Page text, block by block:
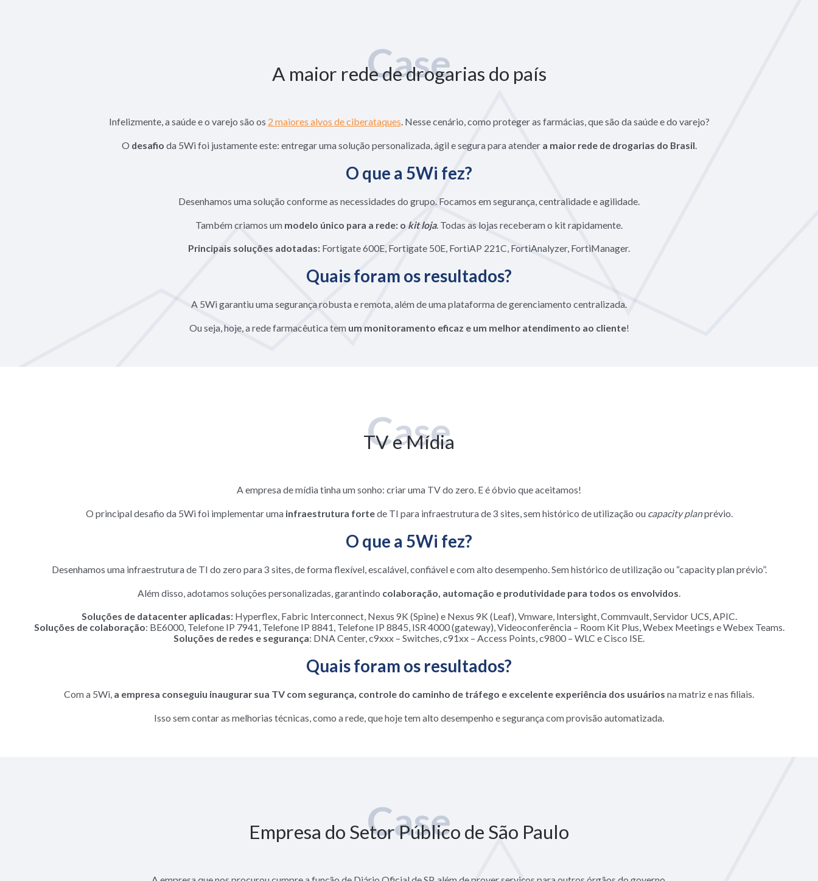
Case
A maior rede de drogarias do país
Infelizmente, a saúde e o varejo são os 2 maiores alvos de ciberataques. Nesse cenário, como proteger as farmácias, que são da saúde e do varejo?
O desafio da 5Wi foi justamente este: entregar uma solução personalizada, ágil e segura para atender a maior rede de drogarias do Brasil.
O que a 5Wi fez?
Desenhamos uma solução conforme as necessidades do grupo. Focamos em segurança, centralidade e agilidade.
Também criamos um modelo único para a rede: o kit loja. Todas as lojas receberam o kit rapidamente.
Principais soluções adotadas: Fortigate 600E, Fortigate 50E, FortiAP 221C, FortiAnalyzer, FortiManager.
Quais foram os resultados?
A 5Wi garantiu uma segurança robusta e remota, além de uma plataforma de gerenciamento centralizada.
Ou seja, hoje, a rede farmacêutica tem um monitoramento eficaz e um melhor atendimento ao cliente!
Case
TV e Mídia
A empresa de mídia tinha um sonho: criar uma TV do zero. E é óbvio que aceitamos!
O principal desafio da 5Wi foi implementar uma infraestrutura fortede TI para infraestrutura de 3 sites, sem histórico de utilização ou capacity planprévio.
O que a 5Wi fez?
Desenhamos uma infraestrutura de TI do zero para 3 sites, de forma flexível, escalável, confiável e com alto desempenho. Sem histórico de utilização ou “capacity plan prévio”.
Além disso, adotamos soluções personalizadas, garantindo colaboração, automação e produtividade para todos os envolvidos.
Soluções de datacenter aplicadas:Hyperflex, Fabric Interconnect, Nexus 9K (Spine) e Nexus 9K (Leaf), Vmware, Intersight, Commvault, Servidor UCS, APIC.
Soluções de colaboração: BE6000, Telefone IP 7941, Telefone IP 8841, Telefone IP 8845, ISR 4000 (gateway), Videoconferência – Room Kit Plus, Webex Meetings e Webex Teams.
Soluções de redes e segurança: DNA Center, c9xxx – Switches, c91xx – Access Points, c9800 – WLC e Cisco ISE.
Quais foram os resultados?
Com a 5Wi, a empresa conseguiu inaugurar sua TV com segurança, controle do caminho de tráfego e excelente experiência dos usuários na matriz e nas filiais.
Isso sem contar as melhorias técnicas, como a rede, que hoje tem alto desempenho e segurança com provisão automatizada.
Case
Empresa do Setor Público de São Paulo